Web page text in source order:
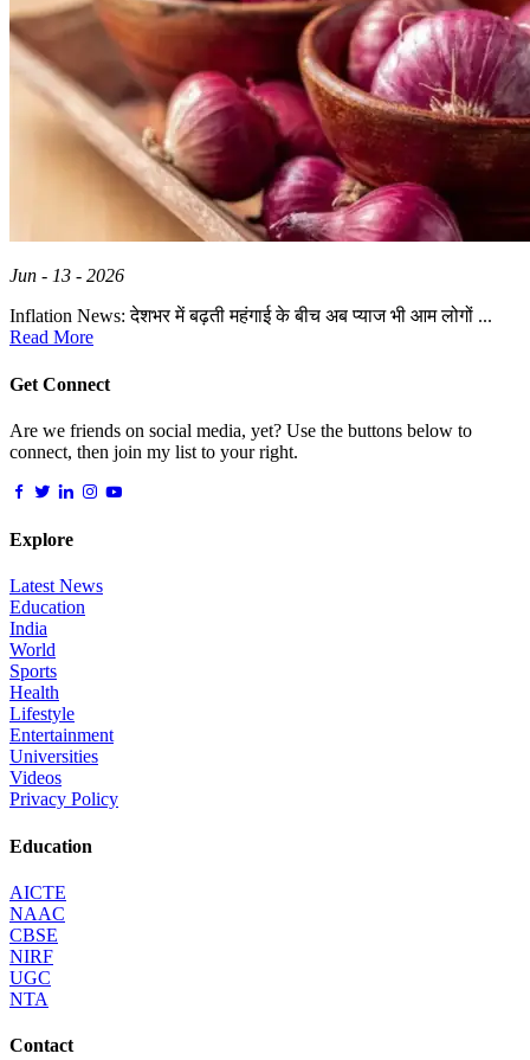
Jun - 13 - 2026
Inflation News: देशभर में बढ़ती महंगाई के बीच अब प्याज भी आम लोगों ...
Read More
Get Connect
Are we friends on social media, yet? Use the buttons below to
connect, then join my list to your right.
Explore
Latest News
Education
India
World
Sports
Health
Lifestyle
Entertainment
Universities
Videos
Privacy Policy
Education
AICTE
NAAC
CBSE
NIRF
UGC
NTA
Contact